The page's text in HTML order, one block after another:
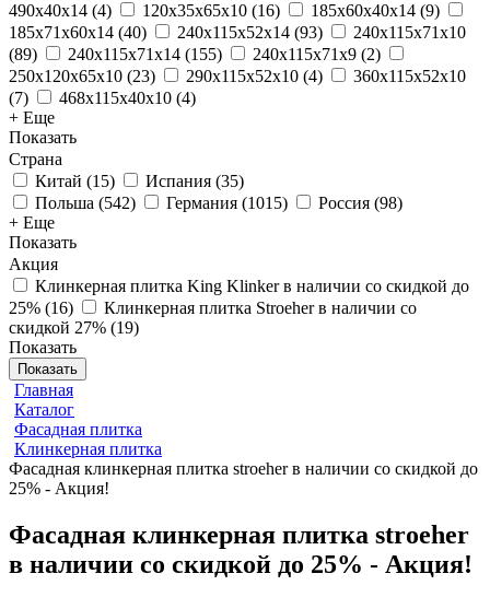
490х40х14 (4) 120x35x65x10 (16) 185x60x40x14 (9)
185х71х60х14 (40) 240x115x52x14 (93)
240x115x71x10
(89) 240x115x71x14 (155) 240x115x71x9 (2)
250x120x65x10 (23) 290x115x52x10 (4)
360x115x52x10
(7) 468x115x40x10 (4)
+ Еще
Показать
Страна
Китай (15) Испания (35)
Польша (542) Германия (1015) Россия (98)
+ Еще
Показать
Акция
Клинкерная плитка King Klinker в наличии со скидкой до
25% (16)
Клинкерная плитка Stroeher в наличии со
скидкой 27% (19)
Показать
Показать
Главная
Каталог
Фасадная плитка
Клинкерная плитка
Фасадная клинкерная плитка stroeher в наличии со скидкой до
25% - Акция!
Фасадная клинкерная плитка stroeher
в наличии со скидкой до 25% - Акция!